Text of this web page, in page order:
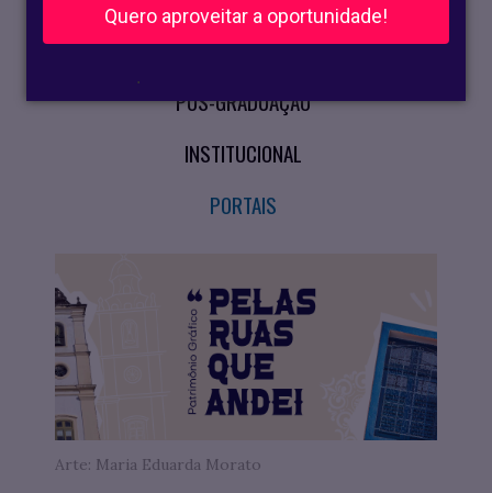
Quero aproveitar a oportunidade!
.
CURSOS PRESENCIAIS
PÓS-GRADUAÇÃO
INSTITUCIONAL
PORTAIS
Arte: Maria Eduarda Morato